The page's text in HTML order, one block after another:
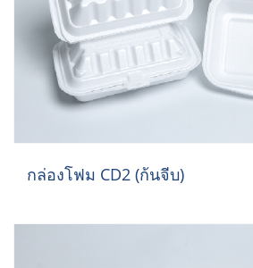
กล่องโฟม CD2 (ก้นจีบ)